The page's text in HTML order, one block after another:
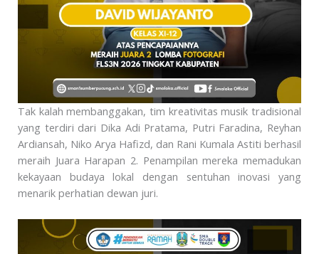
Tak kalah membanggakan, tim kreativitas musik tradisional
yang terdiri dari Dika Adi Pratama, Putri Faradina, Reyhan
Ardiansah, Niko Arya Hafizd, dan Rani Kumala Astiti berhasil
meraih Juara Harapan 2. Penampilan mereka memadukan
kekayaan budaya lokal dengan sentuhan inovasi yang
menarik perhatian dewan juri.